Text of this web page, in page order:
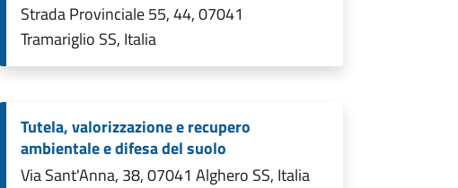
Strada Provinciale 55, 44, 07041
Tramariglio SS, Italia
Tutela, valorizzazione e recupero
ambientale e difesa del suolo
Via Sant'Anna, 38, 07041 Alghero SS, Italia